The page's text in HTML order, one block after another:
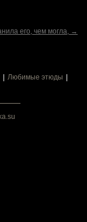
его, чем могла, →
Любимые этюды